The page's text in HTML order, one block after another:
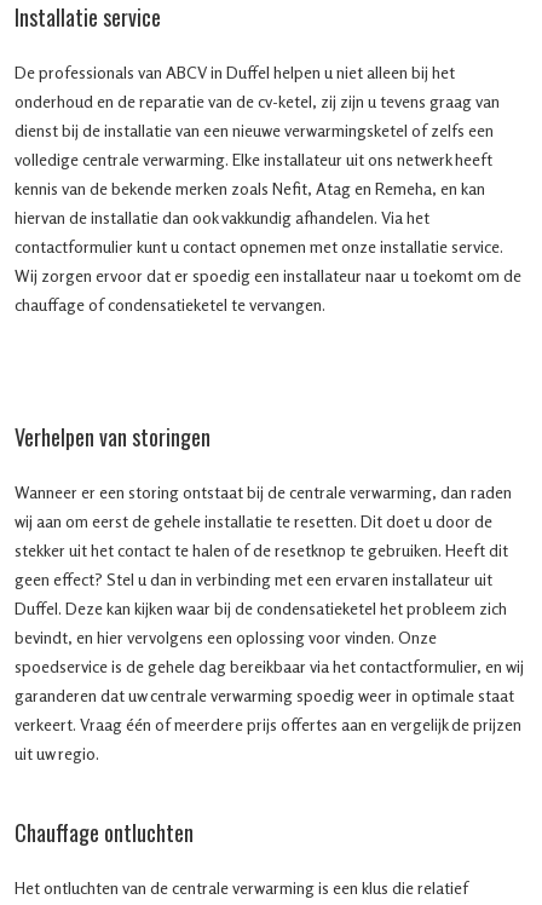
Installatie service
De professionals van ABCV in Duffel helpen u niet alleen bij het
onderhoud en de reparatie van de cv-ketel, zij zijn u tevens graag van
dienst bij de installatie van een nieuwe verwarmingsketel of zelfs een
volledige centrale verwarming. Elke installateur uit ons netwerk heeft
kennis van de bekende merken zoals Nefit, Atag en Remeha, en kan
hiervan de installatie dan ook vakkundig afhandelen. Via het
contactformulier kunt u contact opnemen met onze installatie service.
Wij zorgen ervoor dat er spoedig een installateur naar u toekomt om de
chauffage of condensatieketel te vervangen.
Verhelpen van storingen
Wanneer er een storing ontstaat bij de centrale verwarming, dan raden
wij aan om eerst de gehele installatie te resetten. Dit doet u door de
stekker uit het contact te halen of de resetknop te gebruiken. Heeft dit
geen effect? Stel u dan in verbinding met een ervaren installateur uit
Duffel. Deze kan kijken waar bij de condensatieketel het probleem zich
bevindt, en hier vervolgens een oplossing voor vinden. Onze
spoedservice is de gehele dag bereikbaar via het contactformulier, en wij
garanderen dat uw centrale verwarming spoedig weer in optimale staat
verkeert. Vraag één of meerdere prijs offertes aan en vergelijk de prijzen
uit uw regio.
Chauffage ontluchten
Het ontluchten van de centrale verwarming is een klus die relatief